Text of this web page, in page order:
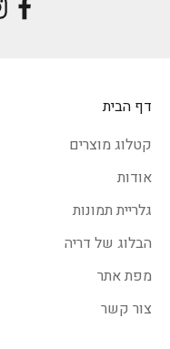
דף הבית
קטלוג מוצרים
אודות
גלריית תמונות
הבלוג של דריה
מפת אתר
צור קשר